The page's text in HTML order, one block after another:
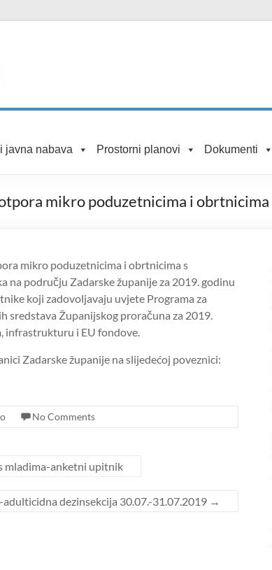
javna nabava Prostorni planovi Dokumenti
mikro poduzetnicima i obrtnicima
mikro poduzetnicima i obrtnicima s
području Zadarske županije za 2019. godinu
koji zadovoljavaju uvjete Programa za
sredstava Županijskog proračuna za 2019.
infrastrukturu i EU fondove.
Zadarske županije na slijedećoj poveznici:
No Comments
mladima-anketni upitnik
dezinsekcija 30.07.-31.07.2019 →